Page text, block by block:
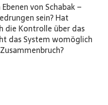
von Schabak –
sein? Hat
die Kontrolle über das
das System womöglich